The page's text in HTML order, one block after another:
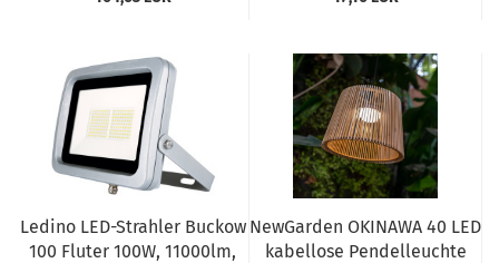
Ledino LED-Strahler Buckow
100 Fluter 100W, 11000lm,
NewGarden OKINAWA 40 LED
kabellose Pendelleuchte